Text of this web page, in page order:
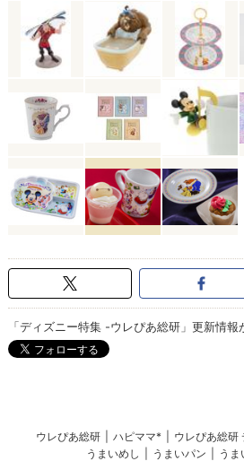
「ディズニー特集 -ウレぴあ総研」更新情報
ウレぴあ総研 ハピママ* ウレぴあ総研
うまいめし
うまいパン うま